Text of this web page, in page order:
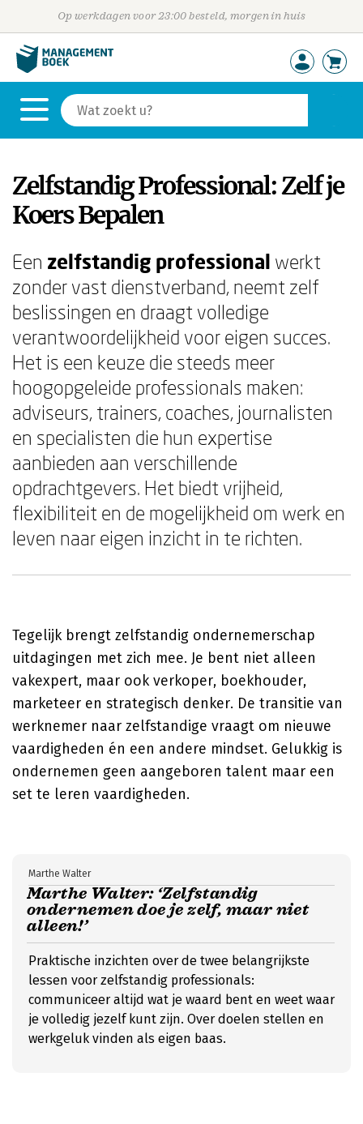
Op werkdagen voor 23:00 besteld, morgen in huis
Zelfstandig Professional: Zelf je
Koers Bepalen
Een zelfstandig professional werkt
zonder vast dienstverband, neemt zelf
beslissingen en draagt volledige
verantwoordelijkheid voor eigen succes.
Het is een keuze die steeds meer
hoogopgeleide professionals maken:
adviseurs, trainers, coaches, journalisten
en specialisten die hun expertise
aanbieden aan verschillende
opdrachtgevers. Het biedt vrijheid,
flexibiliteit en de mogelijkheid om werk en
leven naar eigen inzicht in te richten.
Tegelijk brengt zelfstandig ondernemerschap
uitdagingen met zich mee. Je bent niet alleen
vakexpert, maar ook verkoper, boekhouder,
marketeer en strategisch denker. De transitie van
werknemer naar zelfstandige vraagt om nieuwe
vaardigheden én een andere mindset. Gelukkig is
ondernemen geen aangeboren talent maar een
set te leren vaardigheden.
Marthe Walter: ‘Zelfstandig
ondernemen doe je zelf, maar niet
alleen!’
Marthe Walter
Praktische inzichten over de twee belangrijkste
lessen voor zelfstandig professionals:
communiceer altijd wat je waard bent en weet waar
je volledig jezelf kunt zijn. Over doelen stellen en
werkgeluk vinden als eigen baas.